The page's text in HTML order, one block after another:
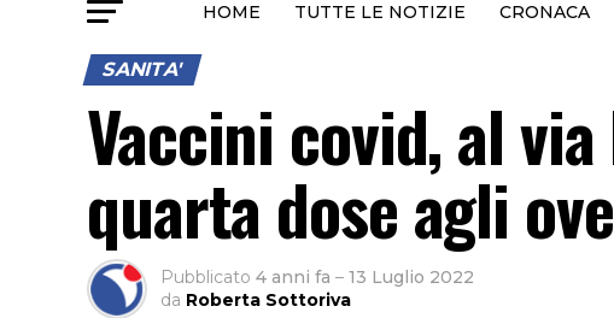
HOME TUTTE LE NOTIZIE CRONACA
SANITA'
Vaccini covid, al
quarta dose agli
Pubblicato 4 anni fa – 13 Luglio 2022
da Roberta Sottoriva